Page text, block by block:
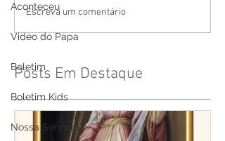
Aconteceu
Video do Papa
Boletim
Boletim Kids
Nossa Senhora
Escreva um comentário
Posts Em Destaque